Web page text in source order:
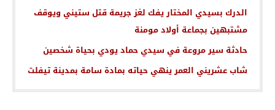
الدرك بسيدي المختار يفك لغز جريمة قتل ستيني ويوقف
مشتبهين بجماعة أولاد مومنة
حادثة سير مروعة في سيدي حماد يودي بحياة شخصين
شاب عشريني العمر ينهي حياته بمادة سامة بمدينة تيفلت